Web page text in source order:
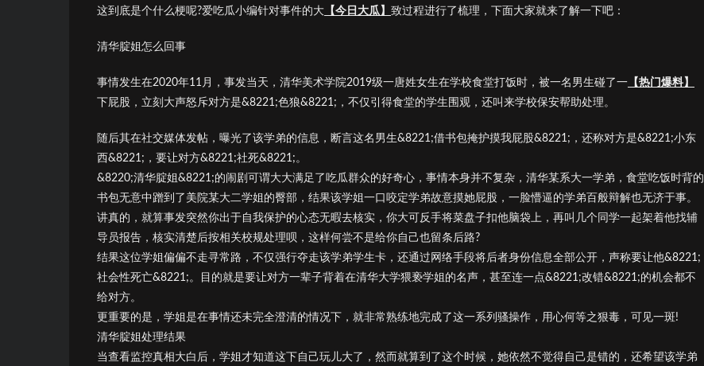
这到底是个什么梗呢?爱吃瓜小编针对事件的大 【今日大瓜】 致过程进行了梳理，下面大家就来了解一下吧：
清华腚姐怎么回事
事情发生在2020年11月，事发当天，清华美术学院2019级一唐姓女生在学校食堂打饭时，被一名男生碰了一 【热门爆料】
下屁股，立刻大声怒斥对方是&8221;色狼&8221;，不仅引得食堂的学生围观，还叫来学校保安帮助处理。
随后其在社交媒体发帖，曝光了该学弟的信息，断言这名男生&8221;借书包掩护摸我屁股&8221;，还称对方是&8221;小东
西&8221;，要让对方&8221;社死&8221;。
&8220;清华腚姐&8221;的闹剧可谓大大满足了吃瓜群众的好奇心，事情本身并不复杂，清华某系大一学弟，食堂吃饭时背的
书包无意中蹭到了美院某大二学姐的臀部，结果该学姐一口咬定学弟故意摸她屁股，一脸懵逼的学弟百般辩解也无济于事。
讲真的，就算事发突然你出于自我保护的心态无暇去核实，你大可反手将菜盘子扣他脑袋上，再叫几个同学一起架着他找辅
导员报告，核实清楚后按相关校规处理呗，这样何尝不是给你自己也留条后路?
结果这位学姐偏偏不走寻常路，不仅强行夺走该学弟学生卡，还通过网络手段将后者身份信息全部公开，声称要让他&8221;
社会性死亡&8221;。目的就是要让对方一辈子背着在清华大学猥亵学姐的名声，甚至连一点&8221;改错&8221;的机会都不
给对方。
更重要的是，学姐是在事情还未完全澄清的情况下，就非常熟练地完成了这一系列骚操作，用心何等之狠毒，可见一斑!
清华腚姐处理结果
当查看监控真相大白后，学姐才知道这下自己玩儿大了，然而就算到了这个时候，她依然不觉得自己是错的，还希望该学弟